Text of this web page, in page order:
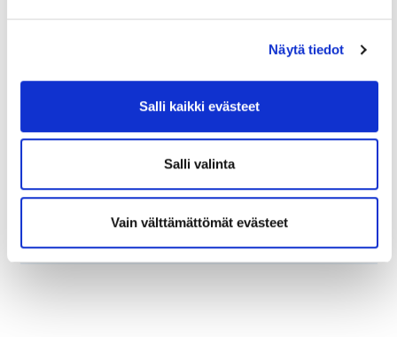
Näytä tiedot
Salli kaikki evästeet
Salli valinta
Vain välttämättömät evästeet
Yritys toimipaikka oli pitkään Pörssitalossa
Helsingin Fabianinkadulla, siten Vallilassa,
Olarinluomassa. Toiminut vuodesta 2001
Vantaan Koivuhaassa.